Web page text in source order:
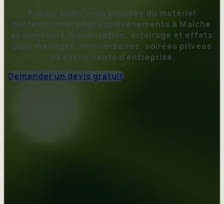
Fusion Audio vous propose du matériel
professionnel pour vos événements à Maîche
et alentours. Sonorisation, éclairage et effets
pour mariages, anniversaires, soirées privées
ou événements d’entreprise.
Demander un devis gratuit